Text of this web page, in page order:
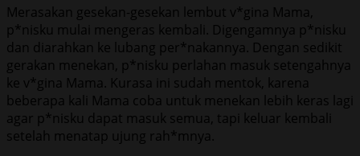
Merasakan gesekan-gesekan lembut v*gina Mama,
p*nisku mulai mengeras kembali. Digengamnya p*nisku
dan diarahkan ke lubang per*nakannya. Dengan sedikit
gerakan menekan, p*nisku perlahan masuk setengahnya
ke v*gina Mama. Kurasa ini sudah mentok, karena
beberapa kali Mama coba untuk menekan lebih keras lagi
agar p*nisku dapat masuk semua, tapi keluar kembali
setelah menatap ujung rah*mnya.